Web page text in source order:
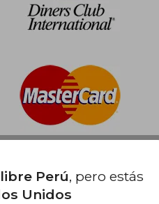
Perú, pero estás
Unidos